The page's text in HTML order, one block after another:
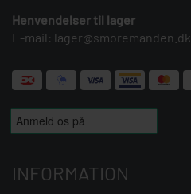
Henvendelser til lager
E-mail: lager@smoremanden.dk
INFORMATION